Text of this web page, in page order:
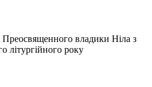
владики Ніла з
літургійного року